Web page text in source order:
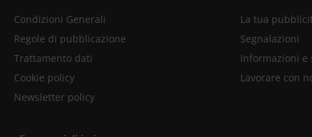
Condizioni Generali
Regole di pubblicazione
Trattamento dati
Cookie policy
Newsletter policy
La tua
Segnalazioni
Informazioni e
Lavorare con